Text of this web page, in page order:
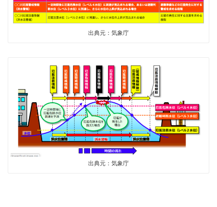
出典元：気象庁
出典元：気象庁